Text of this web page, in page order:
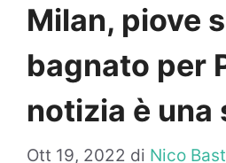
Milan, piove
bagnato per
notizia è una
Ott 19, 2022 di Nico